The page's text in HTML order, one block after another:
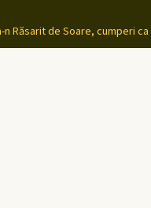
n Răsarit de Soare, cumperi